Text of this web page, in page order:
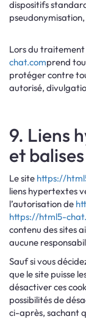
dispositifs
Lors du traitement
chat.comprend
protéger contre
autorisé,
9. Liens
et
Le site https://
liens hypertextes
l’autorisation de
https://html5-
contenu des sites
aucune
Sauf si vous
que le site puisse
désactiver ces
possibilités de
ci-après, sachant